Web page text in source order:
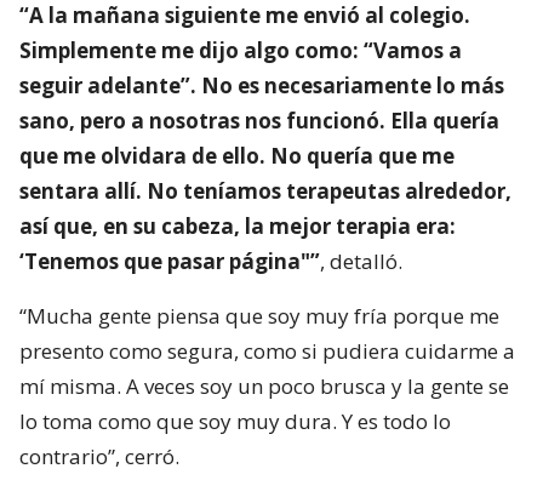
“A la mañana siguiente me envió al colegio.
Simplemente me dijo algo como: “Vamos a
seguir adelante”. No es necesariamente lo más
sano, pero a nosotras nos funcionó. Ella quería
que me olvidara de ello. No quería que me
sentara allí. No teníamos terapeutas alrededor,
así que, en su cabeza, la mejor terapia era:
‘Tenemos que pasar página"”, detalló.
“Mucha gente piensa que soy muy fría porque me
presento como segura, como si pudiera cuidarme a
mí misma. A veces soy un poco brusca y la gente se
lo toma como que soy muy dura. Y es todo lo
contrario”, cerró.